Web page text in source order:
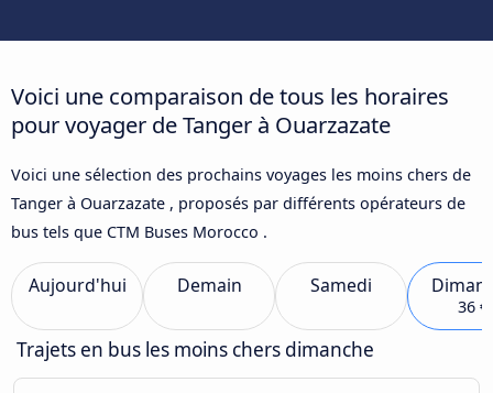
Voici une comparaison de tous les horaires
pour voyager de Tanger à Ouarzazate
Voici une sélection des prochains voyages les moins chers de
Tanger à Ouarzazate , proposés par différents opérateurs de
bus tels que CTM Buses Morocco .
Aujourd'hui Demain Samedi
36 €
Trajets en bus les moins chers dimanche